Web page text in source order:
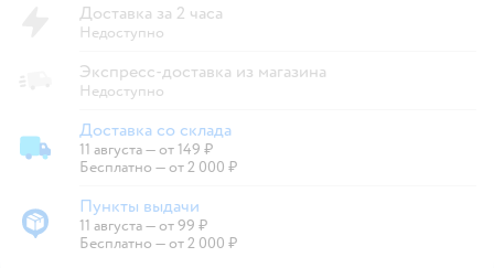
Доставка за 2 часа
Недоступно
Экспресс-доставка из магазина
Недоступно
Доставка со склада
Доставка со склада
11 августа—от 149 ₽
Бесплатно — от 2 000 ₽
Пункты выдачи
Пункты выдачи
11 августа—от 99 ₽
Бесплатно — от 2 000 ₽